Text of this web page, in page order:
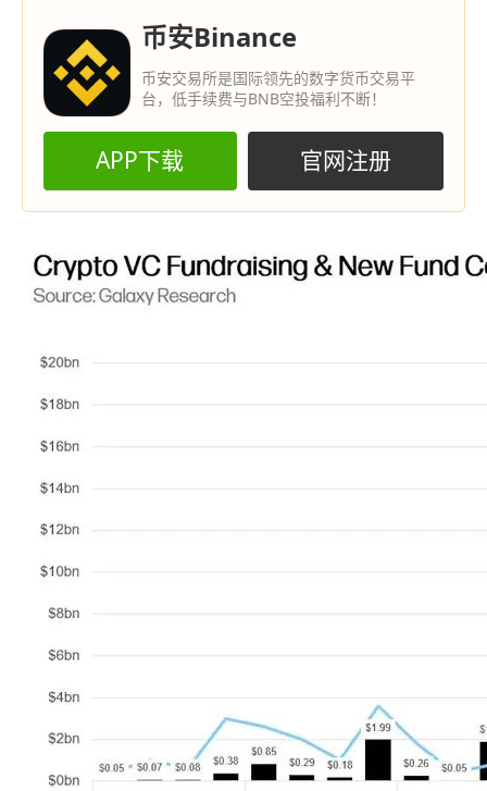
币安Binance
币安交易所是国际领先的数字货币交易平
台，低手续费与BNB空投福利不断！
APP下载 官网注册